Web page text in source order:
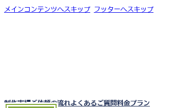
メインコンテンツへスキップ フッターへスキップ
制作実績ご依頼の流れ よくあるご質問料金プラン